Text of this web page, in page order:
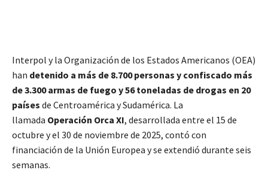
Interpol y la Organización de los Estados Americanos (OEA)
han detenido a más de 8.700 personas y confiscado más
de 3.300 armas de fuego y 56 toneladas de drogas en 20
países de Centroamérica y Sudamérica. La
llamada Operación Orca XI, desarrollada entre el 15 de
octubre y el 30 de noviembre de 2025, contó con
financiación de la Unión Europea y se extendió durante seis
semanas.